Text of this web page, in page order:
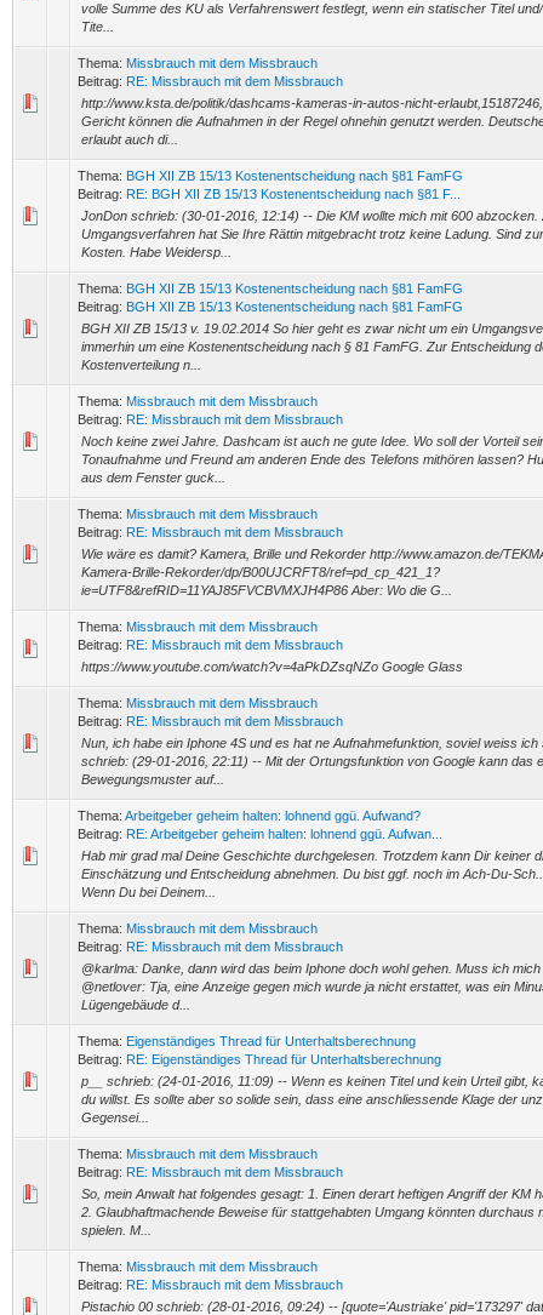
volle Summe des KU als Verfahrenswert festlegt, wenn ein statischer Titel
Tite...
Thema: Missbrauch mit dem Missbrauch
Beitrag: RE: Missbrauch mit dem Missbrauch
http://www.ksta.de/politik/dashcams-kameras-in-autos-nicht-
Gericht können die Aufnahmen in der Regel ohnehin genutzt werden.
erlaubt auch di...
Thema: BGH XII ZB 15/13 Kostenentscheidung nach §81 FamFG
Beitrag: RE: BGH XII ZB 15/13 Kostenentscheidung nach §81 F...
JonDon schrieb: (30-01-2016, 12:14) -- Die KM wollte mich mit 600 abzocken.
Umgangsverfahren hat Sie Ihre Rättin mitgebracht trotz keine Ladung. Sind
Kosten. Habe Weidersp...
Thema: BGH XII ZB 15/13 Kostenentscheidung nach §81 FamFG
Beitrag: BGH XII ZB 15/13 Kostenentscheidung nach §81 FamFG
BGH XII ZB 15/13 v. 19.02.2014 So hier geht es zwar nicht um ein
immerhin um eine Kostenentscheidung nach § 81 FamFG. Zur Entscheidung
Kostenverteilung n...
Thema: Missbrauch mit dem Missbrauch
Beitrag: RE: Missbrauch mit dem Missbrauch
Noch keine zwei Jahre. Dashcam ist auch ne gute Idee. Wo soll der Vorteil
Tonaufnahme und Freund am anderen Ende des Telefons mithören lassen?
aus dem Fenster guck...
Thema: Missbrauch mit dem Missbrauch
Beitrag: RE: Missbrauch mit dem Missbrauch
Wie wäre es damit? Kamera, Brille und Rekorder http://www.amazon.de/
Kamera-Brille-Rekorder/dp/B00UJCRFT8/ref=pd_cp_421_1?
ie=UTF8&refRID=11YAJ85FVCBVMXJH4P86 Aber: Wo die G...
Thema: Missbrauch mit dem Missbrauch
Beitrag: RE: Missbrauch mit dem Missbrauch
https://www.youtube.com/watch?v=4aPkDZsqNZo Google Glass
Thema: Missbrauch mit dem Missbrauch
Beitrag: RE: Missbrauch mit dem Missbrauch
Nun, ich habe ein Iphone 4S und es hat ne Aufnahmefunktion, soviel weiss
schrieb: (29-01-2016, 22:11) -- Mit der Ortungsfunktion von Google kann das
Bewegungsmuster auf...
Thema: Arbeitgeber geheim halten: lohnend ggü. Aufwand?
Beitrag: RE: Arbeitgeber geheim halten: lohnend ggü. Aufwan...
Hab mir grad mal Deine Geschichte durchgelesen. Trotzdem kann Dir keiner
Einschätzung und Entscheidung abnehmen. Du bist ggf. noch im Ach-Du-
Wenn Du bei Deinem...
Thema: Missbrauch mit dem Missbrauch
Beitrag: RE: Missbrauch mit dem Missbrauch
@karlma: Danke, dann wird das beim Iphone doch wohl gehen. Muss ich
@netlover: Tja, eine Anzeige gegen mich wurde ja nicht erstattet, was ein
Lügengebäude d...
Thema: Eigenständiges Thread für Unterhaltsberechnung
Beitrag: RE: Eigenständiges Thread für Unterhaltsberechnung
p__ schrieb: (24-01-2016, 11:09) -- Wenn es keinen Titel und kein Urteil gibt,
du willst. Es sollte aber so solide sein, dass eine anschliessende Klage der
Gegensei...
Thema: Missbrauch mit dem Missbrauch
Beitrag: RE: Missbrauch mit dem Missbrauch
So, mein Anwalt hat folgendes gesagt: 1. Einen derart heftigen Angriff der KM
2. Glaubhaftmachende Beweise für stattgehabten Umgang könnten durchaus
spielen. M...
Thema: Missbrauch mit dem Missbrauch
Beitrag: RE: Missbrauch mit dem Missbrauch
Pistachio 00 schrieb: (28-01-2016, 09:24) -- [quote='Austriake' pid='173297'